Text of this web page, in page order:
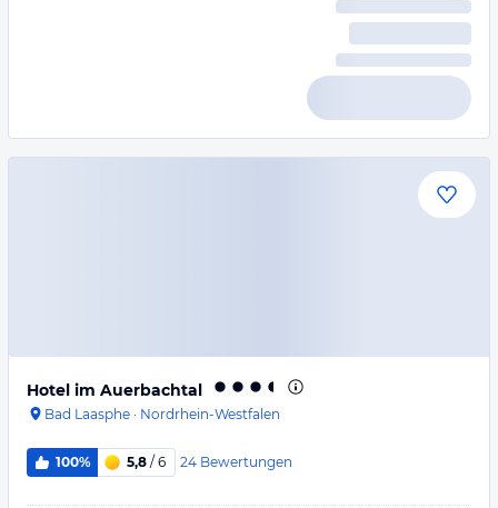
Hotel im Auerbachtal
Bad Laasphe · Nordrhein-Westfalen
100% 5,8 / 6 24 Bewertungen